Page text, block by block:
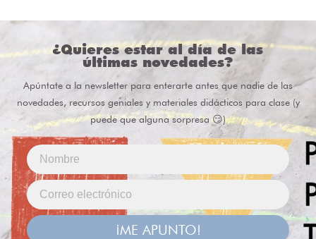
¿Quieres estar al día de las
últimas novedades?
Apúntate a la newsletter para enterarte antes que nadie de las
novedades, recursos geniales y materiales didácticos para clase (y
puede que alguna sorpresa 😏)
¡ME APUNTO!